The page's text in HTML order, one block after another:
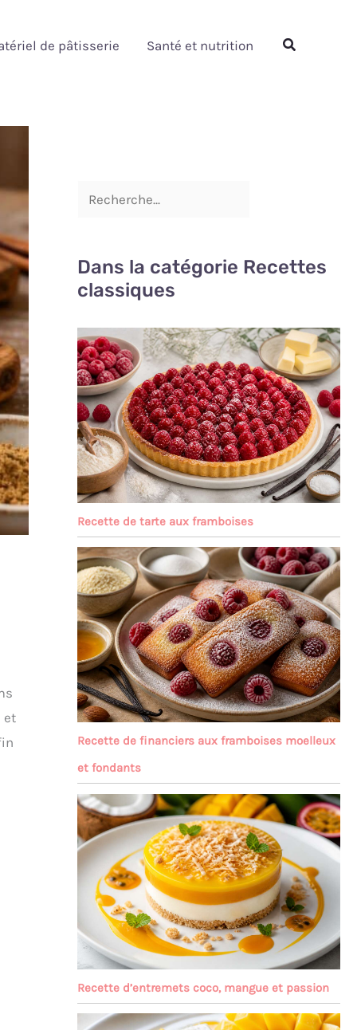
de pâtisserie Santé et nutrition Rechercher
et
Dans la catégorie Recettes
classiques
Recette de tarte aux framboises
Recette de financiers aux framboises moelleux
et fondants
Recette d’entremets coco, mangue et passion